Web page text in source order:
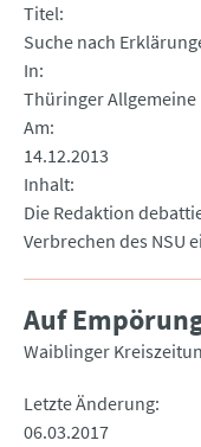
Titel
Suche nach
In
Thüringer Allgemeine
Am
14.12.2013
Inhalt
Die Redaktion
Verbrechen des NSU
Auf
Waiblinger
Letzte Änderung
06.03.2017